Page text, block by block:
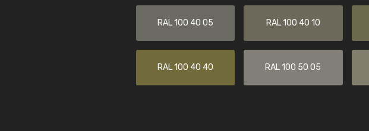
RAL 100 40 05 RAL 100 40 10
RAL 100 40 40 RAL 100 50 05